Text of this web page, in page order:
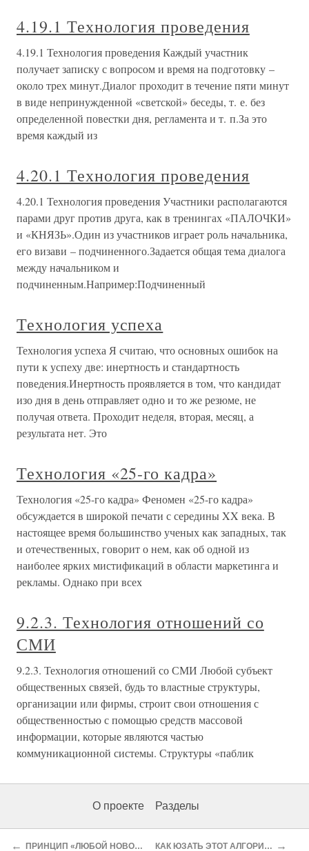
4.19.1 Технология проведения
4.19.1 Технология проведения Каждый участник
получает записку с вопросом и время на подготовку –
около трех минут.Диалог проходит в течение пяти минут
в виде непринужденной «светской» беседы, т. е. без
определенной повестки дня, регламента и т. п.За это
время каждый из
4.20.1 Технология проведения
4.20.1 Технология проведения Участники располагаются
парами друг против друга, как в тренингах «ПАЛОЧКИ»
и «КНЯЗЬ».Один из участников играет роль начальника,
его визави – подчиненного.Задается общая тема диалога
между начальником и
подчиненным.Например:Подчиненный
Технология успеха
Технология успеха Я считаю, что основных ошибок на
пути к успеху две: инертность и стандартность
поведения.Инертность проявляется в том, что кандидат
изо дня в день отправляет одно и то же резюме, не
получая ответа. Проходит неделя, вторая, месяц, а
результата нет. Это
Технология «25-го кадра»
Технология «25-го кадра» Феномен «25-го кадра»
обсуждается в широкой печати с середины XX века. В
настоящее время большинство ученых как западных, так
и отечественных, говорит о нем, как об одной из
наиболее ярких мистификаций в области маркетинга и
рекламы. Однако при всех
9.2.3. Технология отношений со
СМИ
9.2.3. Технология отношений со СМИ Любой субъект
общественных связей, будь то властные структуры,
организации или фирмы, строит свои отношения с
общественностью с помощью средств массовой
информации, которые являются частью
коммуникационной системы. Структуры «паблик
О проекте Разделы
← ПРИНЦИП «ЛЮБОЙ НОВОСТИ» КАК ЮЗАТЬ ЭТОТ АЛГОРИТМ? →